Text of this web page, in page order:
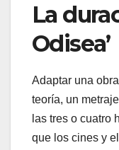
La
Odisea’
Adaptar una
teoría, un
las tres o cuatro
que los cines y